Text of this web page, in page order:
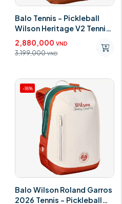
Balo Tennis - Pickleball
Wilson Heritage V2 Tennis
Backpack WR8052201001
2,880,000 VND
3,199,000 VND
-18%
Balo Wilson Roland Garros
2026 Tennis - Pickleball